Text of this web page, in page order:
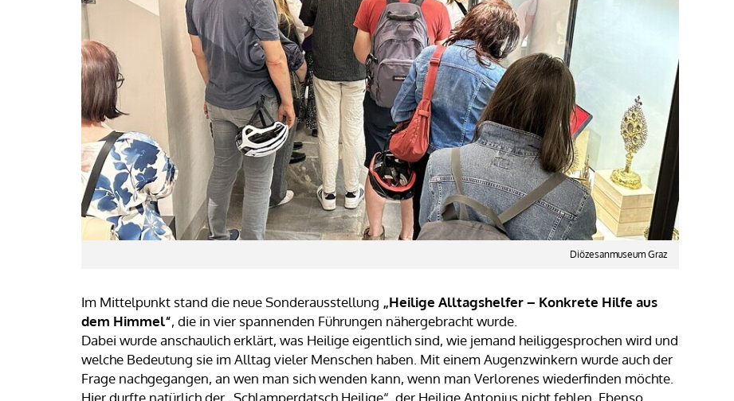
Diözesanmuseum Graz
Im Mittelpunkt stand die neue Sonderausstellung „Heilige Alltagshelfer – Konkrete Hilfe aus
dem Himmel“, die in vier spannenden Führungen nähergebracht wurde.
Dabei wurde anschaulich erklärt, was Heilige eigentlich sind, wie jemand heiliggesprochen wird und
welche Bedeutung sie im Alltag vieler Menschen haben. Mit einem Augenzwinkern wurde auch der
Frage nachgegangen, an wen man sich wenden kann, wenn man Verlorenes wiederfinden möchte.
Hier durfte natürlich der „Schlamperdatsch Heilige“, der Heilige Antonius nicht fehlen. Ebenso